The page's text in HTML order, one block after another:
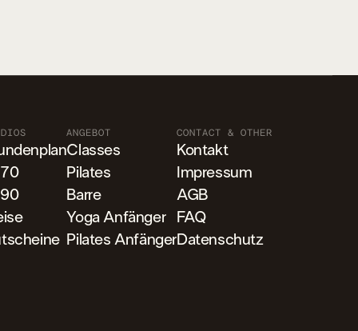
ANGEBOT
Classes
Pilates
Barre
Yoga Anfänger
Pilates Anfänger
CONTACT & OTHER
Kontakt
Impressum
AGB
FAQ
Datenschutz